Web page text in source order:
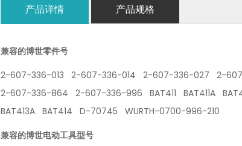
产品详情 产品规格
兼容的博世零件号
2-607-336-013 2-607-336-014 2-607-336-027 2-
2-607-336-864 2-607-336-996 BAT411 BAT411A
BAT413A BAT414 D-70745 WURTH-0700-996-210
兼容的博世电动工具型号